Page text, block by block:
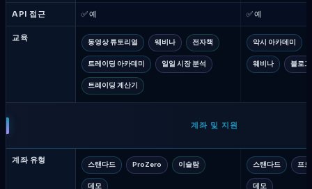
API 접근 ✅ 예 ✅ 예
교육 동영상 튜토리얼 웨비나 전자책
트레이딩 아카데미 일일 시장 분석
트레이딩 계산기
악시 아카데미
웨비나 블로그
계좌 및 지원
계좌 유형 스탠다드 ProZero 이슬람
데모
스탠다드 프로
데모